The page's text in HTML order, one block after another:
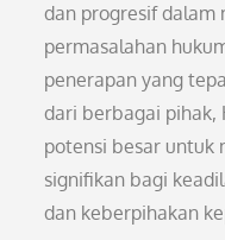
dan progresif dalam
permasalahan
penerapan yang
dari berbagai pihak,
potensi besar untuk
signifikan bagi
dan keberpihakan